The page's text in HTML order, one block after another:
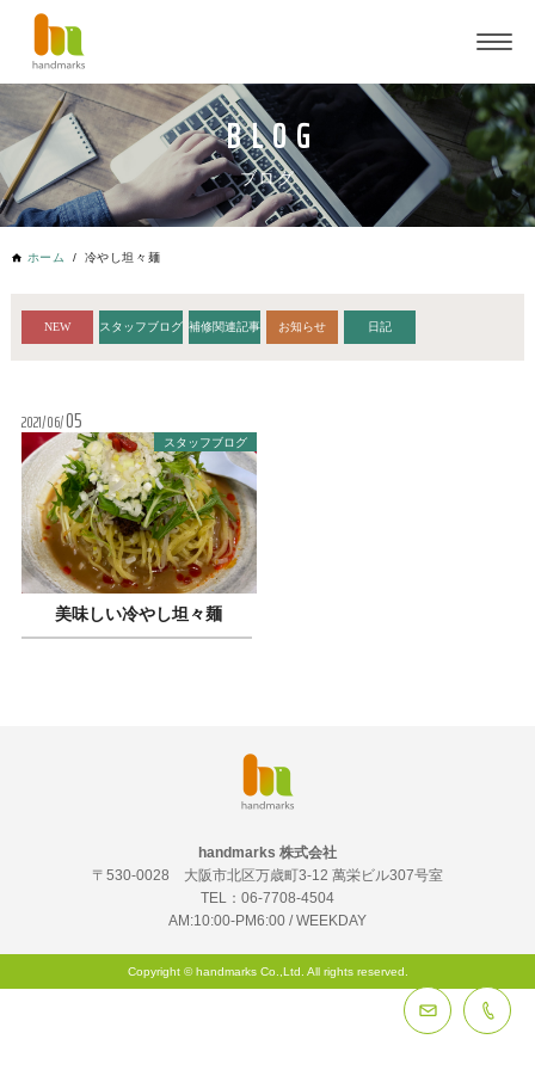
ブログ
ホーム 冷やし坦々麺
NEW スタッフブログ 補修関連記事 お知らせ 日記
美味しい冷やし坦々麺
2021 06 05
スタッフブログ
handmarks 株式会社
〒530-0028 大阪市北区万歳町3-12 萬栄ビル307号室
TEL： 06-7708-4504
AM:10:00-PM6:00 / WEEKDAY
Copyright © handmarks Co.,Ltd. All rights reserved.